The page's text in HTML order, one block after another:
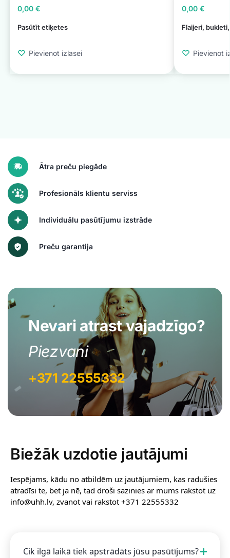
Pasūtīt etiķetes
0,00 €
Pievienot izlasei
Flaijeri,
0,00 €
Pievienot
Ātra preču piegāde
Profesionāls klientu serviss
Individuālu pasūtījumu izstrāde
Preču garantija
Nevari atrast vajadzīgo?
Piezvani
+371 22555332
Biežāk uzdotie jautājumi
Iespējams, kādu no atbildēm uz jautājumiem, kas radušies
atradīsi te, bet ja nē, tad droši sazinies ar mums rakstot uz
info@uhh.lv, zvanot vai rakstot +371 22555332
Cik ilgā laikā tiek apstrādāts jūsu pasūtījums?